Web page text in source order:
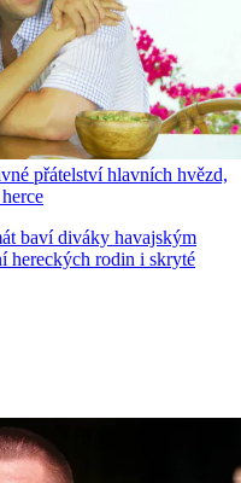
přátelství hlavních hvězd,
baví diváky havajským
hereckých rodin i skryté